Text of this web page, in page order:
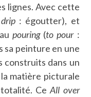
lignes. Avec cette
: égoutter), et
pouring(to pour:
sa peinture en une
construits dans un
matière picturale
totalité. CeAll over